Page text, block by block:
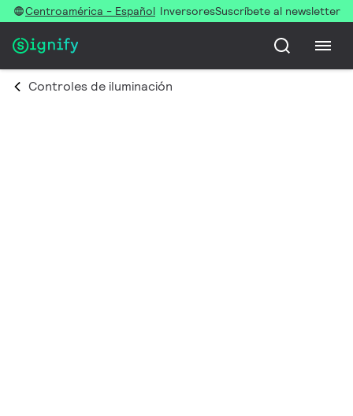
Centroamérica - Español InversoresSuscríbete al newsletter
Controles de iluminación